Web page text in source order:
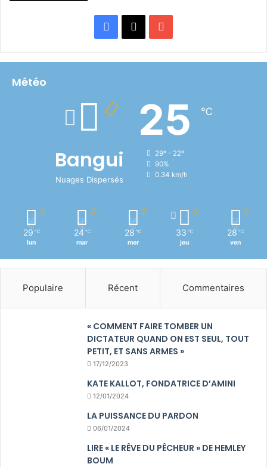
Facebook
X
Météo
Bangui
Nuages Dispersés
25 ℃
29º - 22º
90%
0.34 km/h
29 ℃
lun
24 ℃
mar
28 ℃
mer
33 ℃
jeu
28 ℃
ven
Populaire Récent Commentaires
« COMMENT FAIRE TOMBER UN
DICTATEUR QUAND ON EST SEUL, TOUT
PETIT, ET SANS ARMES »
17/12/2023
KATE KALLOT, FONDATRICE D’AMINI
12/01/2024
LA PUISSANCE DU PARDON
06/01/2024
LIRE « LE RÊVE DU PÊCHEUR » DE HEMLEY
BOUM